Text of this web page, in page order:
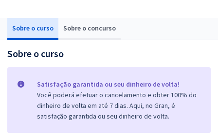
Sobre o curso Sobre o concurso
Sobre o curso
Satisfação garantida ou seu dinheiro de volta!
Você poderá efetuar o cancelamento e obter 100% do
dinheiro de volta em até 7 dias. Aqui, no Gran, é
satisfação garantida ou seu dinheiro de volta.